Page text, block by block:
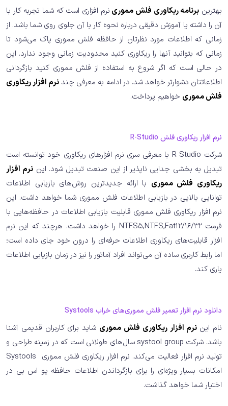
بهترین برنامه ریکاوری فلش مموری نرم افزاری است که شما تجربه کار با
آن را داشته یا آموزش دقیقی درباره نحوه کار با آن جلوی روی شما باشد. از
زمانی که اطلاعات مورد نظرتان از حافظه فلش مموری پاک می‌شود تا
زمانی که بتوانید آنها را ریکاوری کنید محدودیت زمانی وجود ندارد. این
در حالی است که اگر شروع به استفاده از فلش مموری کنید بازگردانی
اطلاعاتتان دشوارتر خواهد شد. در ادامه به معرفی چندنرم افزار ریکاوری
فلش مموری خواهیم پرداخت.
نرم افزار ریکاوری فلش R-Studio
شرکت R Studio با معرفی سری نرم افزارهای ریکاوری خود توانسته است
تبدیل به بخشی جدایی ناپذیر از این صنعت تبدیل شود. این نرم افزار
ریکاوری فلش مموری با ارائه جدیدترین روش‌های بازیابی اطلاعات
توانایی بالایی در بازیابی اطلاعات فلش مموری شما خواهد داشت. این
نرم افزار ریکاوری فلش مموری قابلیت بازیابی اطلاعات در حافظه‌هایی با
فرمت NTFS5,NTFS,Fat12/16/32 را خواهد داشت. هرچند که این نرم
افزار قابلیت‌های ریکاوری اطلاعات حرفه‌ای را درون خود جای داده است؛
اما رابط کاربری ساده آن می‌تواند افراد آماتور را نیز در زمان بازیابی اطلاعات
یاری کند.
دانلود نرم افزار تعمیر فلش مموری‌های خراب Systools
نام این نرم افزار ریکاوری فلش مموری شاید برای کاربران قدیمی آشنا
باشد. شرکت systool group سال‌های طولانی است که در زمینه طراحی و
تولید نرم افزار فعالیت می‌کند. نرم افزار ریکاوری فلش مموری Systools
امکانات بسیار ویژه‌ای را برای بازگرداندن اطلاعات حافظه یو اس بی در
اختیار شما خواهد گذاشت.